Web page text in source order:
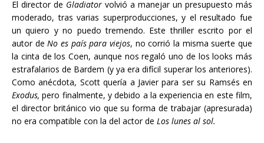
El director de Gladiator volvió a manejar un presupuesto más
moderado, tras varias superproducciones, y el resultado fue
un quiero y no puedo tremendo. Este thriller escrito por el
autor deNo es país para viejos, no corrió la misma suerte que
la cinta de los Coen, aunque nos regaló uno de los looks más
estrafalarios de Bardem (y ya era difícil superar los anteriores).
Como anécdota, Scott quería a Javier para ser su Ramsés en
Exodus,pero finalmente, y debido a la experiencia en este film,
el director británico vio que su forma de trabajar (apresurada)
no era compatible con la del actor de Los lunes al sol.